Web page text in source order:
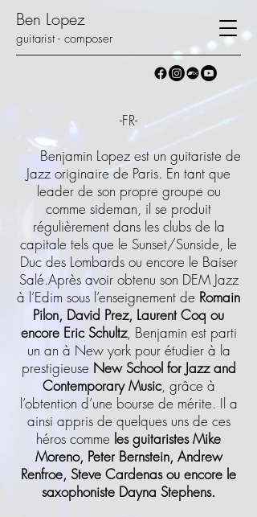
Ben Lopez
guitarist - composer
-FR-
Benjamin Lopez est un guitariste de
Jazz originaire de Paris. En tant que
leader de son propre groupe ou
comme sideman, il se produit
régulièrement dans les clubs de la
capitale tels que le Sunset/Sunside, le
Duc des Lombards ou encore le Baiser
Salé.Après avoir obtenu son DEM Jazz
à l’Edim sous l’enseignement de Romain
Pilon, David Prez, Laurent Coq ou
encore Eric Schultz, Benjamin est parti
un an à New york pour étudier à la
prestigieuse New School for Jazz and
Contemporary Music, grâce à
l’obtention d’une bourse de mérite. Il a
ainsi appris de quelques uns de ces
héros comme les guitaristes Mike
Moreno, Peter Bernstein, Andrew
Renfroe, Steve Cardenas ou encore le
saxophoniste Dayna Stephens.